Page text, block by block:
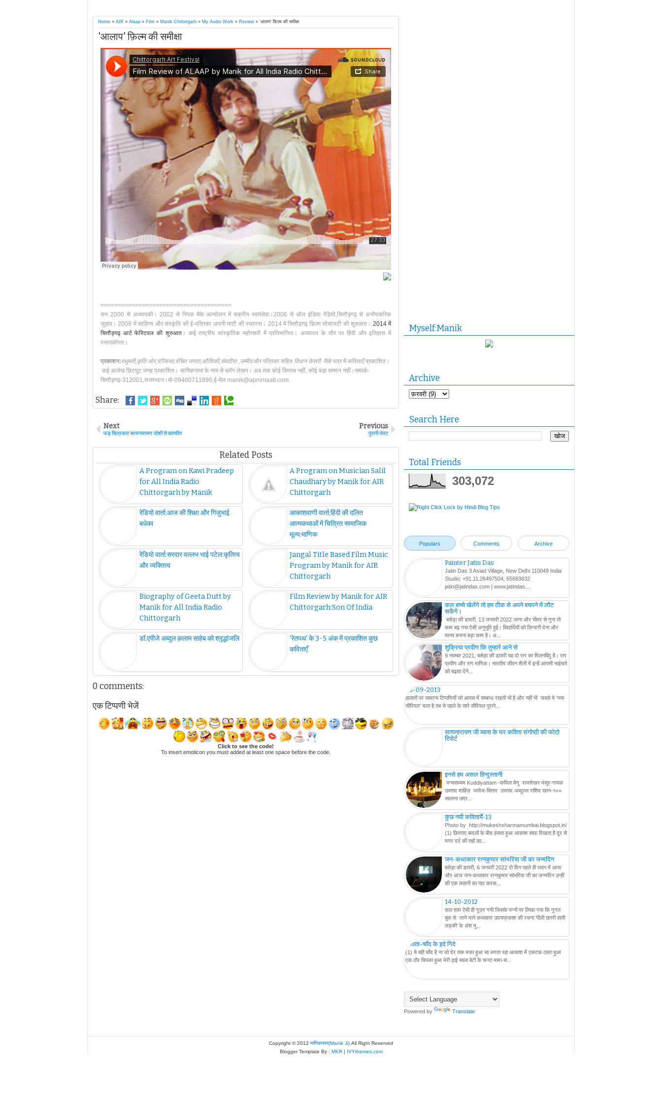
Home » AIR » Alaap » Film » Manik Chittorgarh » My Audio Work » Review » 'आलाप' फ़िल्म की समीक्षा
'आलाप' फ़िल्म की समीक्षा
======================================
सन 2000 से अध्यापकी।2002 सेस्पिक मैके आन्दोलन में सक्रीय स्वयंसेवा।2006 से ऑल इंडिया रेडियो,चित्तौड़गढ़ से अनौपचारिक
जुड़ाव।2009 में साहित्य और संस्कृति की ई-पत्रिका अपनी माटी की स्थापना। 2014 में चित्तौड़गढ़ फ़िल्म सोसायटी की शुरुआत । 2014 में
चित्तौड़गढ़ आर्ट फेस्टिवल की शुरुआत। कई राष्ट्रीय सांस्कृतिक महोत्सवों में प्रतिभागिता।अध्यापन के तौर पर हिंदी और इतिहास में
स्नातकोत्तर ।
प्रकाशन:मधुमती,कृति ओर,परिकथा,वंचित जनता,कौशिकी,संवदीया ,उम्मीदऔर पत्रिका सहित विधान केसरी जैसे पत्र में कविताएँ प्रकाशित।
कई आलेख छिटपुट जगह प्रकाशित। माणिकनामा के नाम से ब्लॉग लेखन। अब तक कोई किताब नहीं, कोई बड़ा सम्मान नहीं।सम्पर्क-
चित्तौड़गढ़-312001,राजस्थान।मो-09460711896,ई-मेल manik@apnimaati.com
Share:
Next
फड़ चित्रकार सत्यनारायण जोशी से बातचीत
Previous
पुरानी पोस्ट
Related Posts
A Program on Kawi Pradeep
for All India Radio
Chittorgarh by Manik
A Program on Musician Salil
Chaudhary by Manik for AIR
Chittorgarh
रेडियो वार्ता:आज की शिक्षा और गिजुभाई
बधेका
आकाशवाणी वार्ता;हिंदी की दलित
आत्मकथाओं में चित्रित सामाजिक
मूल्य:माणिक
रेडियो वार्ता:सरदार वल्लभ भाई पटेल:कृतित्व
और व्यक्तित्व
Jangal Title Based Film Music
Program by Manik for AIR
Chittorgarh
Biography of Geeta Dutt by
Manik for All India Radio
Chittorgarh
Film Review by Manik for AIR
Chittorgarh:Son Of India
डॉ.एपीजे अब्दुल क़लाम साहेब को श्रृद्धांजलि
'रेतपथ' के 3-5 अंक में प्रकाशित कुछ
कविताएँ
0 comments:
एक टिप्पणी भेजें
Click to see the code!
To insert emoticon you must added at least one space before the code.
Myself:Manik
Archive
Search Here
Total Friends
303,072
Populars Comments Archive
Painter Jatin Das
Jatin Das 3 Asiad Village, New Delhi 110049 India
Studio: +91.11.26497504, 65683832
jatin@jatindas.com | www.jatindas....
कल बच्चे खेलेंगे तो हम ठीक से अपने बचपने में लौट
सकेंगे।
बसेड़ा की डायरी, 13 जनवरी 2022 जाना और भीतर से गुना तो
काम बढ़ गया ऐसी अनुभूति हुई। विद्यार्थियों को ज़िन्दगी देना और
मानव बनाना बड़ा काम है। अ...
शुक्रिया प्रवीण कि तुम्हारे आने से
9 नवम्बर 2021, बसेड़ा की डायरी यह दो राग का मिलनबिंदु है। राग
प्रवीण और राग माणिक। भारतीय जीवन शैली में इन्हें आपसी भाईचारे
को बढ़ावा देने...
05-09-2013
हालातों पर सामान्य टिप्पणियाँ जो आपस में सम्बन्ध रखती भी है और नहीं भी जबसे ये 'नया
सीरियल' चला है तब से पहले के सारे सीरियल पुराने...
सत्यनारायण जी व्यास के घर कविता संगोष्ठी की फोटो
रिपोर्ट
इनसे हम असल हिन्दुस्तानी
पन्चवाध्यम Kuddiyattam -कपिला वेणु राजशेखर मंसूर-गायक
उस्ताद शाहिज़ परवेज-सितार उस्ताद अब्दुल्ल राशिद खान-१००
सालाना उम्र...
कुछ नयी कवितायेँ-13
Photo by http://mukeshsharmamumbai.blogspot.in/
(1) छितराए बादलों के बीच हंसता हुआ आकाश साफ़ दिखता है दूर से
मगर दर्द की तहों का...
जन-कथाकार रत्नकुमार सांभरिया जी का जन्मदिन
बसेड़ा की डायरी, 6 जनवरी 2022 दो दिन पहले ही ध्यान में आया
और आज जन-कथाकार रत्नकुमार सांभरिया जी का जन्मदिन उन्हीं
की एक कहानी का पाठ करक...
14-10-2012
कल शाम ऐसी ही गुज़र गयी जिसके पन्नों पर लिखा गया कि गूगल
बुक से जाने माने कथाकार उदयप्रकाश की रचना 'पीली छतरी वाली
लड़की' के अंश मु...
कविता-चाँद के इर्द गिर्द
(1) ये वही चाँद है ना जो देर तक रुका हुआ सा लगता रहा आकाश में एकटक ठहरा हुआ
एक ठौर चिपका हुआ मेरी ढ़ाई साला बेटी के चन्दा मामा-स...
Powered by Translate
Copyright © 2012 माणिकनामा(Manik Ji) All Right Reserved
Blogger Template By : MKR| IVYthemes.com